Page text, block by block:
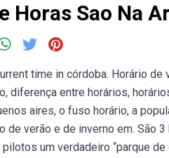
Horas Sao Na
time in córdoba. Horário de
diferença entre horários,
aires, o fuso horário, a
de verão e de inverno em. São
um verdadeiro “parque